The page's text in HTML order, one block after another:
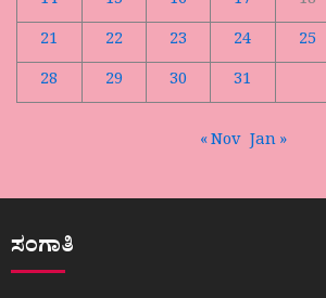
21
22 23 24 25
28
29 30 31
« Nov Jan »
ಸಂಗಾತಿ